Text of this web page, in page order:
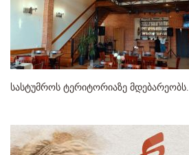
სასტუმროს ტერიტორიაზე მდებარეობს.